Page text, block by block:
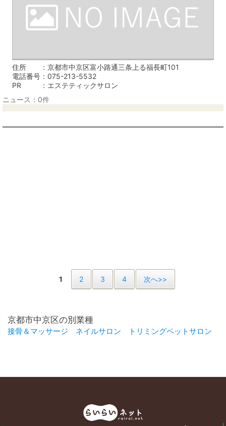
住所
京都市中京区富小路通三条上る福長町101
電話番号
075-213-5532
PR
エステティックサロン
ニュース：0件
1 2 3 4 次へ>>
京都市中京区の別業種
接骨＆マッサージ ネイルサロン トリミングペットサロン